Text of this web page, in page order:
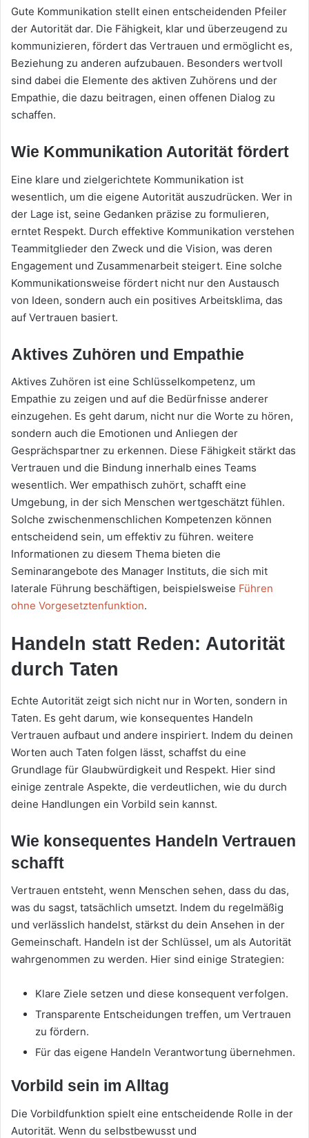
Gute Kommunikation stellt einen entscheidenden Pfeiler
der Autorität dar. Die Fähigkeit, klar und überzeugend zu
kommunizieren, fördert das Vertrauen und ermöglicht es,
Beziehung zu anderen aufzubauen. Besonders wertvoll
sind dabei die Elemente des aktiven Zuhörens und der
Empathie, die dazu beitragen, einen offenen Dialog zu
schaffen.
Wie Kommunikation Autorität fördert
Eine klare und zielgerichtete Kommunikation ist
wesentlich, um die eigene Autorität auszudrücken. Wer in
der Lage ist, seine Gedanken präzise zu formulieren,
erntet Respekt. Durch effektive Kommunikation verstehen
Teammitglieder den Zweck und die Vision, was deren
Engagement und Zusammenarbeit steigert. Eine solche
Kommunikationsweise fördert nicht nur den Austausch
von Ideen, sondern auch ein positives Arbeitsklima, das
auf Vertrauen basiert.
Aktives Zuhören und Empathie
Aktives Zuhören ist eine Schlüsselkompetenz, um
Empathie zu zeigen und auf die Bedürfnisse anderer
einzugehen. Es geht darum, nicht nur die Worte zu hören,
sondern auch die Emotionen und Anliegen der
Gesprächspartner zu erkennen. Diese Fähigkeit stärkt das
Vertrauen und die Bindung innerhalb eines Teams
wesentlich. Wer empathisch zuhört, schafft eine
Umgebung, in der sich Menschen wertgeschätzt fühlen.
Solche zwischenmenschlichen Kompetenzen können
entscheidend sein, um effektiv zu führen. weitere
Informationen zu diesem Thema bieten die
Seminarangebote des Manager Instituts, die sich mit
laterale Führung beschäftigen, beispielsweise Führen
ohne Vorgesetztenfunktion.
Handeln statt Reden: Autorität
durch Taten
Echte Autorität zeigt sich nicht nur in Worten, sondern in
Taten. Es geht darum, wie konsequentes Handeln
Vertrauen aufbaut und andere inspiriert. Indem du deinen
Worten auch Taten folgen lässt, schaffst du eine
Grundlage für Glaubwürdigkeit und Respekt. Hier sind
einige zentrale Aspekte, die verdeutlichen, wie du durch
deine Handlungen ein Vorbild sein kannst.
Wie konsequentes Handeln Vertrauen
schafft
Vertrauen entsteht, wenn Menschen sehen, dass du das,
was du sagst, tatsächlich umsetzt. Indem du regelmäßig
und verlässlich handelst, stärkst du dein Ansehen in der
Gemeinschaft. Handeln ist der Schlüssel, um als Autorität
wahrgenommen zu werden. Hier sind einige Strategien:
Klare Ziele setzen und diese konsequent verfolgen.
Transparente Entscheidungen treffen, um Vertrauen
zu fördern.
Für das eigene Handeln Verantwortung übernehmen.
Vorbild sein im Alltag
Die Vorbildfunktion spielt eine entscheidende Rolle in der
Autorität. Wenn du selbstbewusst und